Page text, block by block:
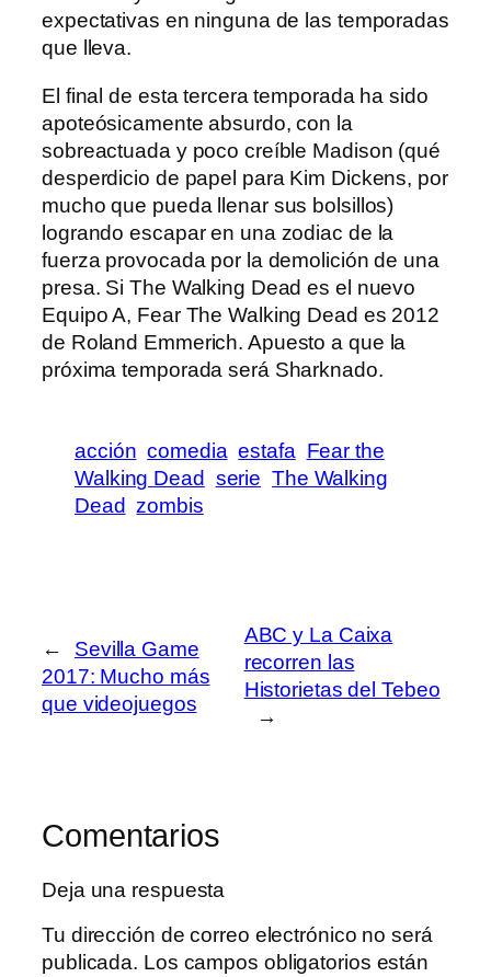
expectativas en ninguna de las temporadas
que lleva.
El final de esta tercera temporada ha sido
apoteósicamente absurdo, con la
sobreactuada y poco creíble Madison (qué
desperdicio de papel para Kim Dickens, por
mucho que pueda llenar sus bolsillos)
logrando escapar en una zodiac de la
fuerza provocada por la demolición de una
presa. Si The Walking Dead es el nuevo
Equipo A, Fear The Walking Dead es 2012
de Roland Emmerich. Apuesto a que la
próxima temporada será Sharknado.
acción comedia estafa Fear the
Walking Dead
serie The Walking
Dead zombis
←
Sevilla Game
2017: Mucho más
que videojuegos
ABC y La Caixa
recorren las
Historietas del Tebeo
→
Comentarios
Deja una respuesta
Tu dirección de correo electrónico no será
publicada. Los campos obligatorios están